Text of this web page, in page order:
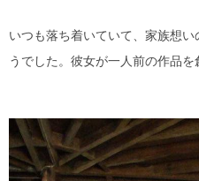
いつも落ち着いていて、家族想
うでした。彼女が一人前の作品を